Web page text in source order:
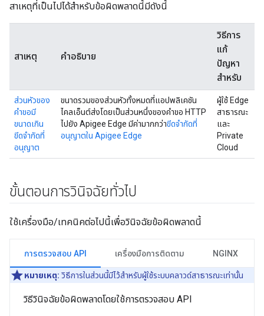
สาเหตุที่เป็นไปได้สำหรับข้อผิดพลาดนี้มีดังนี้
สาเหตุ คำอธิบาย
วิธีการ
แก้
ปัญหา
สำหรับ
ส่วนหัวของ
คำขอมี
ขนาดเกิน
ขีดจำกัดที่
อนุญาต
ขนาดรวมของส่วนหัวทั้งหมดที่แอปพลิเคชัน
ไคลเอ็นต์ส่งโดยเป็นส่วนหนึ่งของคำขอ HTTP
ไปยัง Apigee Edge มีค่ามากกว่าขีดจำกัดที่
อนุญาตใน Apigee Edge
ผู้ใช้ Edge
สาธารณะ
และ
Private
Cloud
ขั้นตอนการวินิจฉัยทั่วไป
ใช้เครื่องมือ/เทคนิคต่อไปนี้เพื่อวินิจฉัยข้อผิดพลาดนี้
การตรวจสอบ API เครื่องมือการติดตาม NGINX
หมายเหตุ: วิธีการในส่วนนี้มีไว้สำหรับผู้ใช้ระบบคลาวด์สาธารณะเท่านั้น
วิธีวินิจฉัยข้อผิดพลาดโดยใช้การตรวจสอบ API